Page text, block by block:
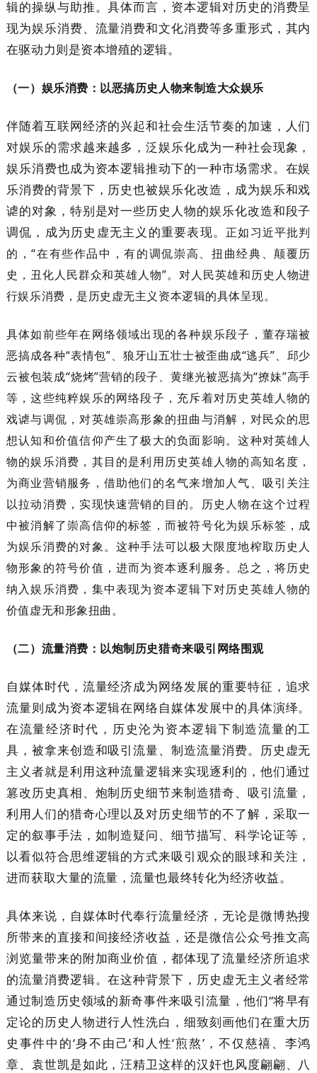
辑的操纵与助推。具体而言，资本逻辑对历史的消费呈
现为娱乐消费、流量消费和文化消费等多重形式，其内
在驱动力则是资本增殖的逻辑。
（一）娱乐消费：以恶搞历史人物来制造大众娱乐
伴随着互联网经济的兴起和社会生活节奏的加速，人们
对娱乐的需求越来越多，泛娱乐化成为一种社会现象，
娱乐消费也成为资本逻辑推动下的一种市场需求。在娱
乐消费的背景下，历史也被娱乐化改造，成为娱乐和戏
谑的对象，特别是对一些历史人物的娱乐化改造和段子
调侃，成为历史虚无主义的重要表现。 正如习近平批判
的，“在有些作品中，有的调侃崇高、扭曲经典、颠覆历
史，丑化人民群众和英雄人物”。对人民英雄和历史人物进
行娱乐消费，是历史虚无主义资本逻辑的具体呈现。
具体如前些年在网络领域出现的各种娱乐段子，董存瑞被
恶搞成各种“表情包”、狼牙山五壮士被歪曲成“逃兵”、邱少
云被包装成“烧烤”营销的段子、黄继光被恶搞为“撩妹”高手
等，这些纯粹娱乐的网络段子，充斥着对历史英雄人物的
戏谑与调侃，对英雄崇高形象的扭曲与消解，对民众的思
想认知和价值信仰产生了极大的负面影响。这种对英雄人
物的娱乐消费，其目的是利用历史英雄人物的高知名度，
为商业营销服务，借助他们的名气来增加人气、吸引关注
以拉动消费，实现快速营销的目的。历史人物在这个过程
中被消解了崇高信仰的标签，而被符号化为娱乐标签，成
为娱乐消费的对象。这种手法可以极大限度地榨取历史人
物形象的符号价值，进而为资本逐利服务。总之，将历史
纳入娱乐消费，集中表现为资本逻辑下对历史英雄人物的
价值虚无和形象扭曲。
（二）流量消费：以炮制历史猎奇来吸引网络围观
自媒体时代，流量经济成为网络发展的重要特征，追求
流量则成为资本逻辑在网络自媒体发展中的具体演绎。
在流量经济时代，历史沦为资本逻辑下制造流量的工
具，被拿来创造和吸引流量、制造流量消费。历史虚无
主义者就是利用这种流量逻辑来实现逐利的，他们通过
篡改历史真相、炮制历史细节来制造猎奇、吸引流量，
利用人们的猎奇心理以及对历史细节的不了解，采取一
定的叙事手法，如制造疑问、细节描写、科学论证等，
以看似符合思维逻辑的方式来吸引观众的眼球和关注，
进而获取大量的流量，流量也最终转化为经济收益。
具体来说，自媒体时代奉行流量经济，无论是微博热搜
所带来的直接和间接经济收益，还是微信公众号推文高
浏览量带来的附加商业价值，都体现了流量经济所追求
的流量消费逻辑。在这种背景下，历史虚无主义者经常
通过制造历史领域的新奇事件来吸引流量，他们“将早有
定论的历史人物进行人性洗白，细致刻画他们在重大历
史事件中的‘身不由己’和人性‘煎熬’，不仅慈禧、李鸿
章、袁世凯是如此，汪精卫这样的汉奸也风度翩翩、八